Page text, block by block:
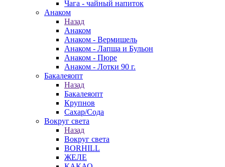
Чага - чайный напиток
Анаком
Назад
Анаком
Анаком - Вермишель
Анаком - Лапша и Бульон
Анаком - Пюре
Анаком - Лотки 90 г.
Бакалеяопт
Назад
Бакалеяопт
Крупнов
Сахар/Сода
Вокруг света
Назад
Вокруг света
BORHILL
ЖЕЛЕ